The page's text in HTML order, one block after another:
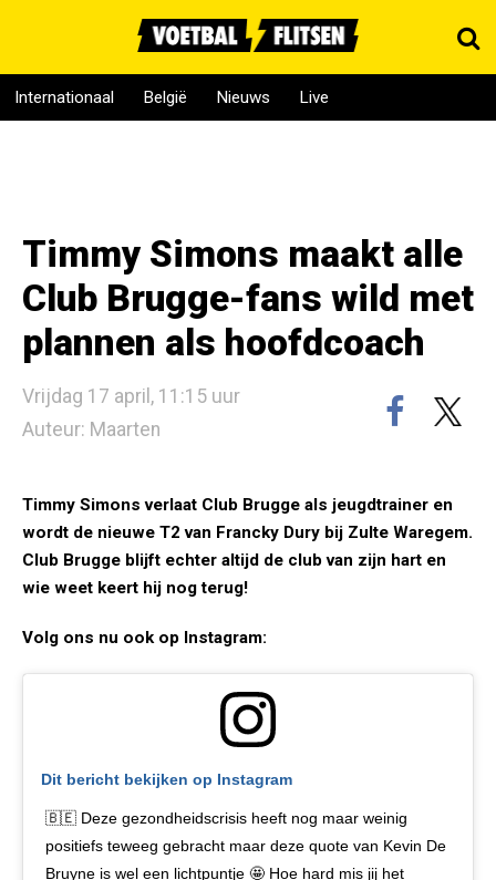
Internationaal België Nieuws Live
Timmy Simons maakt alle
Club Brugge-fans wild met
plannen als hoofdcoach
Vrijdag 17 april, 11:15 uur
Auteur: Maarten
Timmy Simons verlaat Club Brugge als jeugdtrainer en
wordt de nieuwe T2 van Francky Dury bij Zulte Waregem.
Club Brugge blijft echter altijd de club van zijn hart en
wie weet keert hij nog terug!
Volg ons nu ook op Instagram:
Dit bericht bekijken op Instagram
🇧🇪 Deze gezondheidscrisis heeft nog maar weinig
positiefs teweeg gebracht maar deze quote van Kevin De
Bruyne is wel een lichtpuntje 🤩 Hoe hard mis jij het